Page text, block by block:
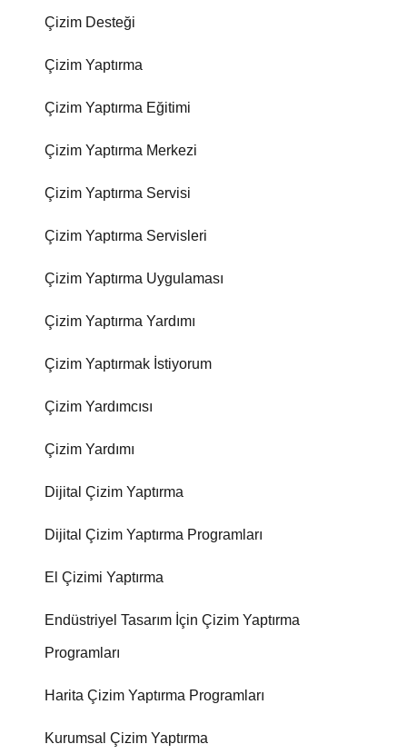
Çizim Desteği
Çizim Yaptırma
Çizim Yaptırma Eğitimi
Çizim Yaptırma Merkezi
Çizim Yaptırma Servisi
Çizim Yaptırma Servisleri
Çizim Yaptırma Uygulaması
Çizim Yaptırma Yardımı
Çizim Yaptırmak İstiyorum
Çizim Yardımcısı
Çizim Yardımı
Dijital Çizim Yaptırma
Dijital Çizim Yaptırma Programları
El Çizimi Yaptırma
Endüstriyel Tasarım İçin Çizim Yaptırma
Programları
Harita Çizim Yaptırma Programları
Kurumsal Çizim Yaptırma